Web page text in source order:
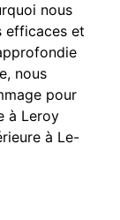
nous
efficaces et
nous
pour
à Leroy
à Le-